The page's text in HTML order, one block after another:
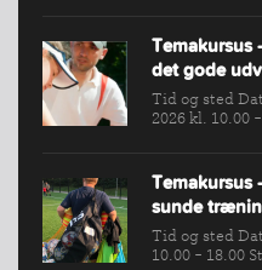
Temakursus
det gode
Tid og sted
2026 kl. 10.00
Temakursus
sunde
Tid og sted
10.00 - 18.00